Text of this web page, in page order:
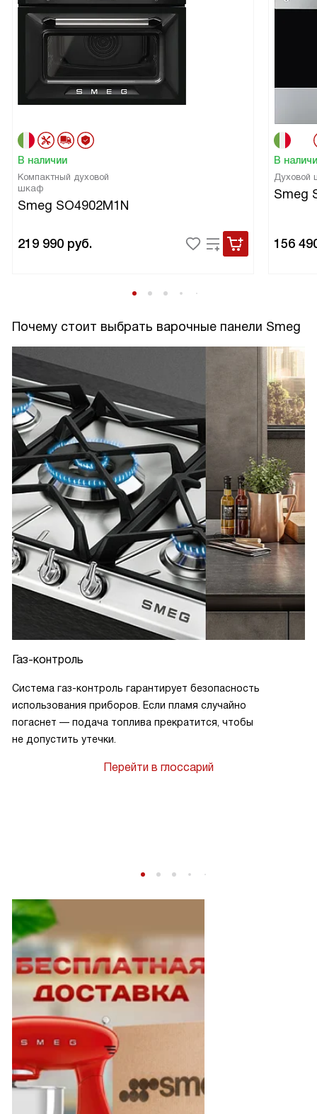
В наличии
Компактный духовой
шкаф
Smeg SO4902M1N
219 990 руб.
В
Духовой
Smeg
156
Почему стоит выбрать варочные панели Smeg
Газ-контроль
Система газ-контроль гарантирует безопасность
использования приборов. Если пламя случайно
погаснет — подача топлива прекратится, чтобы
не допустить утечки.
Перейти в глоссарий